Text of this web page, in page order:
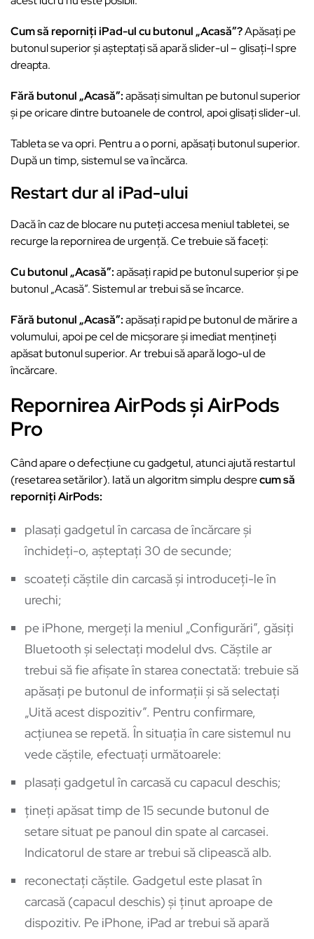
Cum să reporniți iPad-ul cu butonul „Acasă”?Apăsați pe
butonul superior și așteptați să apară slider-ul – glisați-l spre
dreapta.
Fără butonul „Acasă”:apăsați simultan pe butonul superior
și pe oricare dintre butoanele de control, apoi glisați slider-ul.
Tableta se va opri. Pentru a o porni, apăsați butonul superior.
După un timp, sistemul se va încărca.
Restart dur al iPad-ului
Dacă în caz de blocare nu puteți accesa meniul tabletei, se
recurge la repornirea de urgență. Ce trebuie să faceți:
Cu butonul „Acasă”:apăsați rapid pe butonul superior și pe
butonul „Acasă”. Sistemul ar trebui să se încarce.
Fără butonul „Acasă”:apăsați rapid pe butonul de mărire a
volumului, apoi pe cel de micșorare și imediat mențineți
apăsat butonul superior. Ar trebui să apară logo-ul de
încărcare.
Repornirea AirPods și AirPods
Pro
Când apare o defecțiune cu gadgetul, atunci ajută restartul
(resetarea setărilor). Iată un algoritm simplu desprecum să
reporniți AirPods:
plasați gadgetul în carcasa de încărcare și
închideți-o, așteptați 30 de secunde;
scoateți căștile din carcasă și introduceți-le în
urechi;
pe iPhone, mergeți la meniul „Configurări”, găsiți
Bluetooth și selectați modelul dvs. Căștile ar
trebui să fie afișate în starea conectată: trebuie să
apăsați pe butonul de informații și să selectați
„Uită acest dispozitiv”. Pentru confirmare,
acțiunea se repetă. În situația în care sistemul nu
vede căștile, efectuați următoarele:
plasați gadgetul în carcasă cu capacul deschis;
țineți apăsat timp de 15 secunde butonul de
setare situat pe panoul din spate al carcasei.
Indicatorul de stare ar trebui să clipească alb.
reconectați căștile. Gadgetul este plasat în
carcasă (capacul deschis) și ținut aproape de
dispozitiv. Pe iPhone, iPad ar trebui să apară